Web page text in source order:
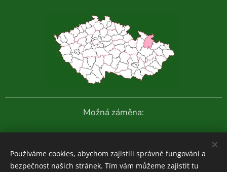
Možná záměna:
Další fotografie:
Používáme cookies, abychom zajistili správné fungování a
bezpečnost našich stránek. Tím vám můžeme zajistit tu